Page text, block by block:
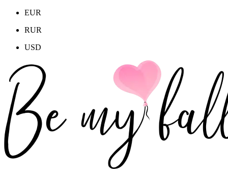
EUR
RUR
USD